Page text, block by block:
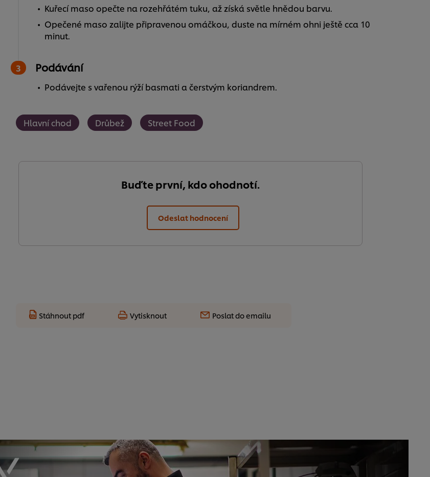
Kuřecí maso opečte na rozehřátém tuku, až získá světle hnědou barvu.
Opečené maso zalijte připravenou omáčkou, duste na mírném ohni ještě cca 10
minut.
Podávání
Podávejte s vařenou rýží basmati a čerstvým koriandrem.
Hlavní chod Drůbež Street Food
Buďte první, kdo ohodnotí.
Odeslat hodnocení
Stáhnout pdf Vytisknout Poslat do emailu